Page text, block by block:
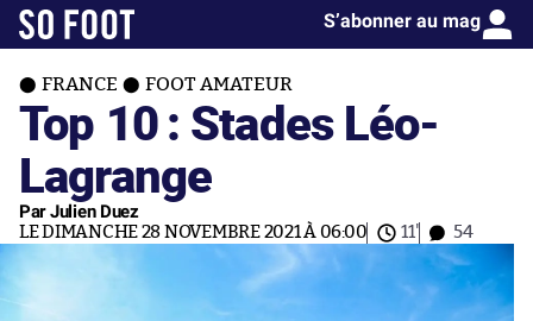
S’abonner au mag
FRANCE FOOT AMATEUR
Top 10 : Stades Léo-
Lagrange
Par Julien Duez
LE DIMANCHE 28 NOVEMBRE 2021 À 06:00 11' 54